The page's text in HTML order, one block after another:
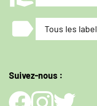
label Tous les
Suivez-nous :